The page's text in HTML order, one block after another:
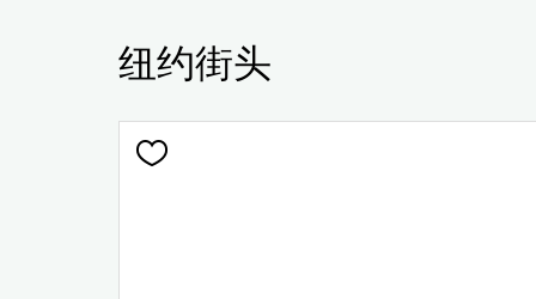
纽约街头